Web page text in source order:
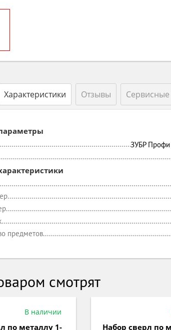
Характеристики Отзывы
ЗУБР
предметов
смотрят
В наличии
по металлу 1-
Набор сверл по